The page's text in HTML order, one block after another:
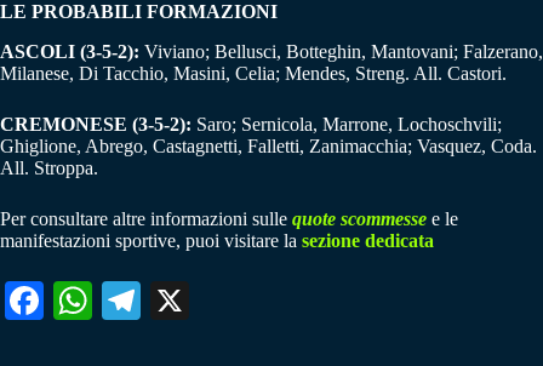
LE PROBABILI FORMAZIONI
ASCOLI (3-5-2): Viviano; Bellusci, Botteghin, Mantovani; Falzerano,
Milanese, Di Tacchio, Masini, Celia; Mendes, Streng. All. Castori.
CREMONESE (3-5-2): Saro; Sernicola, Marrone, Lochoschvili;
Ghiglione, Abrego, Castagnetti, Falletti, Zanimacchia; Vasquez, Coda.
All. Stroppa.
Per consultare altre informazioni sulle quote scommesse e le
manifestazioni sportive, puoi visitare la sezione dedicata
Fa W
Te